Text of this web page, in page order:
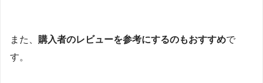
また、 購入者のレビューを参考にするのもおすすめで
す。